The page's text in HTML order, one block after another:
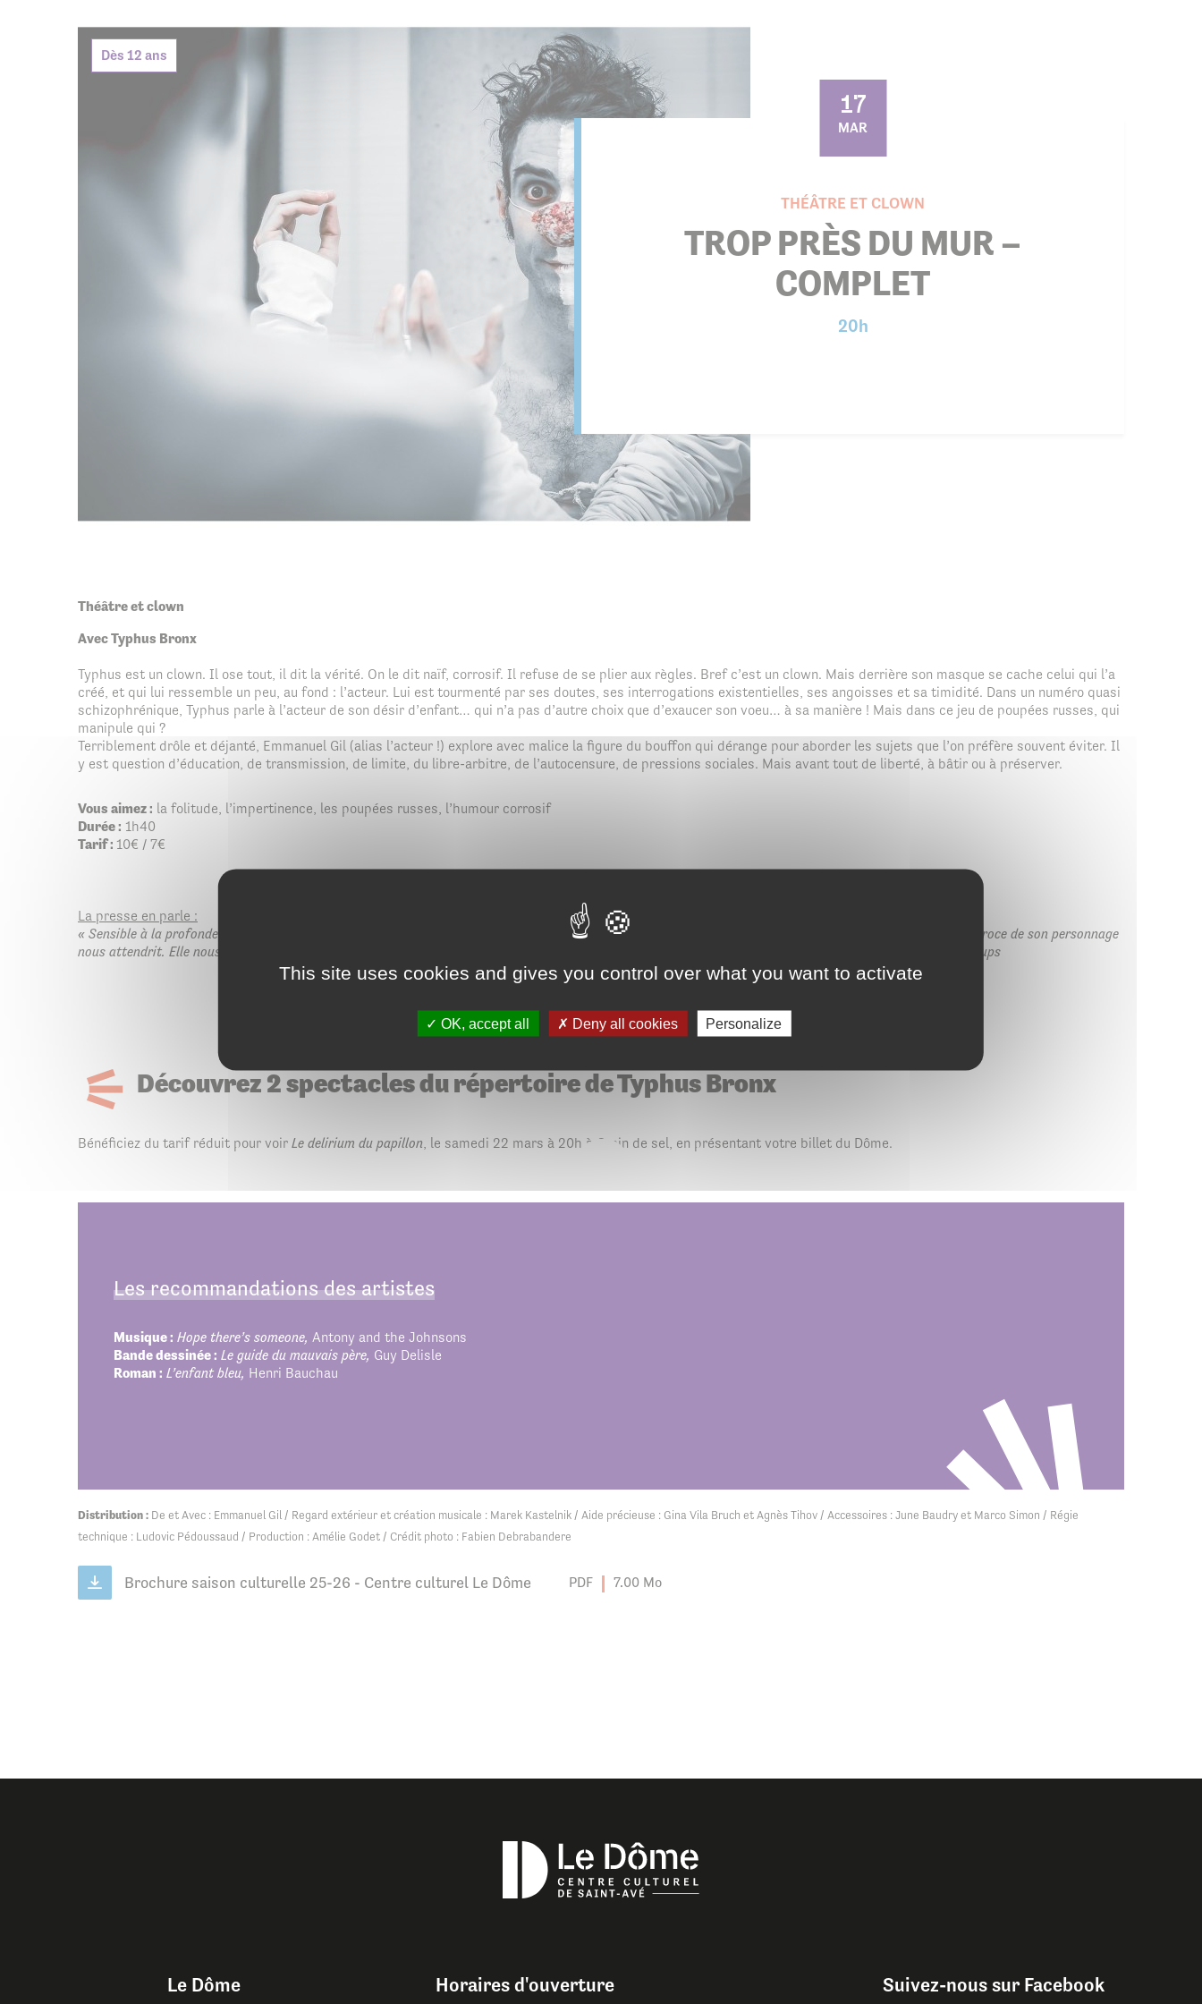
Dès 12 ans
17
MAR
THÉÂTRE ET CLOWN
TROP PRÈS DU MUR –
COMPLET
20h
Théâtre et clown
Avec Typhus Bronx
Typhus est un clown. Il ose tout, il dit la vérité. On le dit naïf, corrosif. Il refuse de se plier aux règles. Bref c’est un clown. Mais derrière son masque se cache celui qui l’a
créé, et qui lui ressemble un peu, au fond : l’acteur. Lui est tourmenté par ses doutes, ses interrogations existentielles, ses angoisses et sa timidité. Dans un numéro quasi
schizophrénique, Typhus parle à l’acteur de son désir d’enfant… qui n’a pas d’autre choix que d’exaucer son voeu… à sa manière ! Mais dans ce jeu de poupées russes, qui
manipule qui ?
Terriblement drôle et déjanté, Emmanuel Gil (alias l’acteur !) explore avec malice la figure du bouffon qui dérange pour aborder les sujets que l’on préfère souvent éviter. Il
y est question d’éducation, de transmission, de limite, du libre-arbitre, de l’autocensure, de pressions sociales. Mais avant tout de liberté, à bâtir ou à préserver.
Vous aimez : la folitude, l’impertinence, les poupées russes, l’humour corrosif
Durée : 1h40
Tarif : 10€ / 7€
La presse en parle :
« Sensible à la profonde humanité de ces marginaux, à leur souffrance, mais encore à leur sincère besoin d’amour, Typhus Bronx nous émeut. L’innocence féroce de son personnage
nous attendrit. Elle nous fait rire, également, jusqu’à l’hilarité. […] Ce clown caustique fait donc davantage que nous brusquer. Il nous bouscule », Les 3 coups
Découvrez 2 spectacles du répertoire de Typhus Bronx
Bénéficiez du tarif réduit pour voir Le delirium du papillon , le samedi 22 mars à 20h à Grain de sel, en présentant votre billet du Dôme.
Les recommandations des artistes
Musique : Hope there’s someone, Antony and the Johnsons
Bande dessinée : Le guide du mauvais père, Guy Delisle
Roman : L’enfant bleu, Henri Bauchau
Distribution : De et Avec : Emmanuel Gil / Regard extérieur et création musicale : Marek Kastelnik / Aide précieuse : Gina Vila Bruch et Agnès Tihov / Accessoires : June Baudry et Marco Simon / Régie
technique : Ludovic Pédoussaud / Production : Amélie Godet / Crédit photo : Fabien Debrabandere
Brochure saison culturelle 25-26 - Centre culturel Le Dôme PDF 7.00 Mo
Le Dôme Horaires d'ouverture Suivez-nous sur Facebook
This site uses cookies and gives you control over what you want to activate
OK, accept all Deny all cookies Personalize